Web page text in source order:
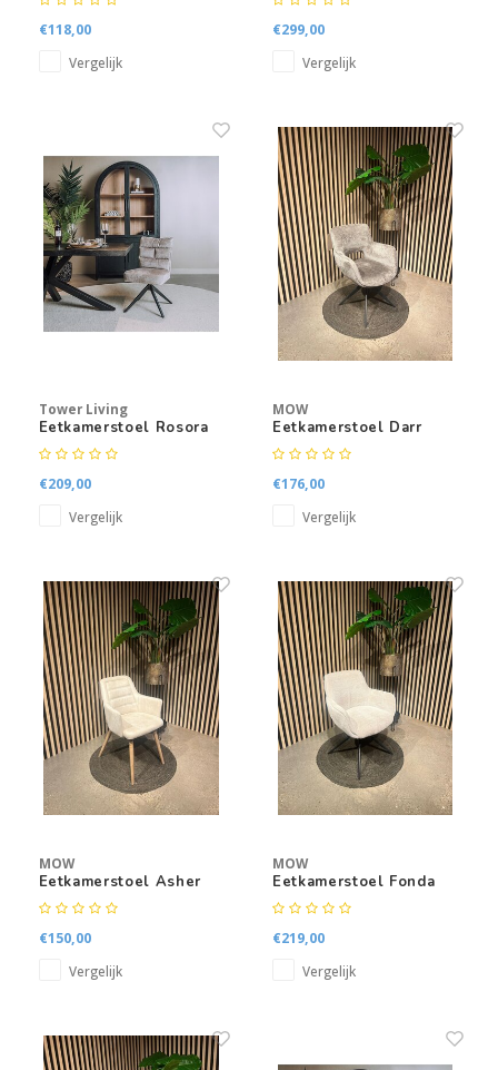
€118,00
Vergelijk
€299,00
Vergelijk
Tower Living
Eetkamerstoel Rosora
€209,00
Vergelijk
MOW
Eetkamerstoel Darr
€176,00
Vergelijk
MOW
Eetkamerstoel Asher
€150,00
Vergelijk
MOW
Eetkamerstoel Fonda
€219,00
Vergelijk